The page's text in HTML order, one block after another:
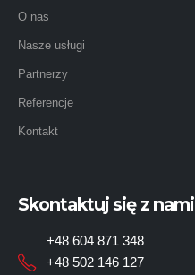
O nas
Nasze usługi
Partnerzy
Referencje
Kontakt
Skontaktuj się z nami
+48 604 871 348
+48 502 146 127